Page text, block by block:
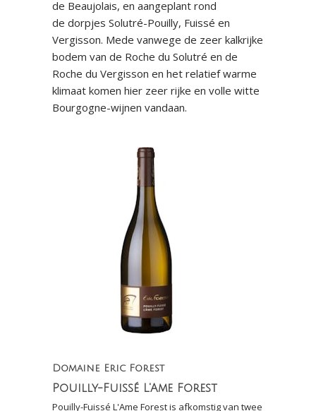
de Beaujolais, en aangeplant rond
de dorpjes Solutré-Pouilly, Fuissé en
Vergisson. Mede vanwege de zeer kalkrijke
bodem van de Roche du Solutré en de
Roche du Vergisson en het relatief warme
klimaat komen hier zeer rijke en volle witte
Bourgogne-wijnen vandaan.
Domaine Eric Forest
Pouilly-Fuissé L'Ame Forest
Pouilly-Fuissé L'Ame Forest is afkomstig van twee